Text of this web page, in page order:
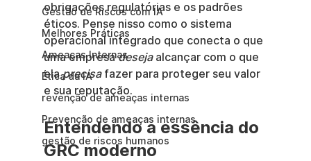
Gestão de Riscos com IA
Melhores Práticas
Ameaças Internas
Ética da IA
revenção de ameaças internas
Prevenção de ameaças internas
gestão de riscos humanos
obrigações regulatórias e os padrões
éticos. Pense nisso como o sistema
operacional integrado que conecta o que
uma empresa deseja alcançar com o que
ela precisa fazer para proteger seu valor
e sua reputação.
Entendendo a essência do
GRC moderno